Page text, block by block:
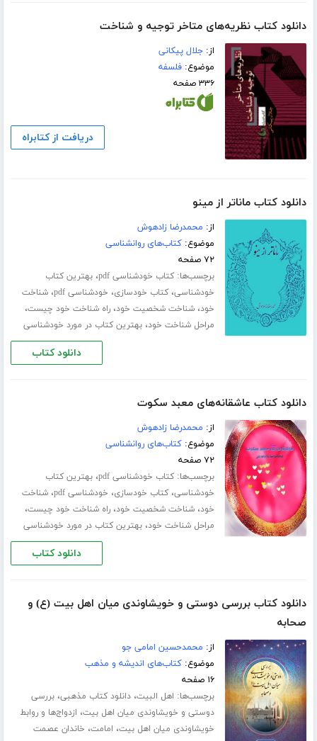
دانلود کتاب نظریه‌های متاخر توجیه و شناخت
از:جلال پیکانی
موضوع:فلسفه
۳۳۶ صفحه
دریافت از کتابراه
دانلود کتاب ماناتر از مینو
از: محمدرضا زادهوش
موضوع:کتاب‌های روانشناسی
۷۲ صفحه
برچسب‌ها:کتاب خودشناسی pdf ،بهترین کتاب
خودشناسی،کتاب خودسازی، خودشناسی pdf ،شناخت
خود،شناخت شخصیت خود،راه شناخت خود چیست،
مراحل شناخت خود،بهترین کتاب در مورد خودشناسی
دانلود کتاب
دانلود کتاب عاشقانه‌های معبد سکوت
از: محمدرضا زادهوش
موضوع:کتاب‌های روانشناسی
۷۲ صفحه
برچسب‌ها:کتاب خودشناسی pdf ،بهترین کتاب
خودشناسی،کتاب خودسازی، خودشناسی pdf ،شناخت
خود،شناخت شخصیت خود،راه شناخت خود چیست،
مراحل شناخت خود،بهترین کتاب در مورد خودشناسی
دانلود کتاب
دانلود کتاب بررسی دوستی و خویشاوندی میان اهل بیت (ع) و
صحابه
از: محمدحسین امامی جو
موضوع:کتاب‌های اندیشه و مذهب
۱۶ صفحه
برچسب‌ها: اهل البیت،دانلود کتاب مذهبی،بررسی
دوستی و خویشاوندی میان اهل بیت، ازدواج‌ها و روابط
خویشاوندی میان اهل بیت، امامت، خاندان عصمت